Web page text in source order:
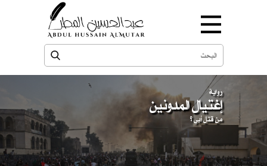
رواية
إغتيال المدونين
من قتل أبي ؟